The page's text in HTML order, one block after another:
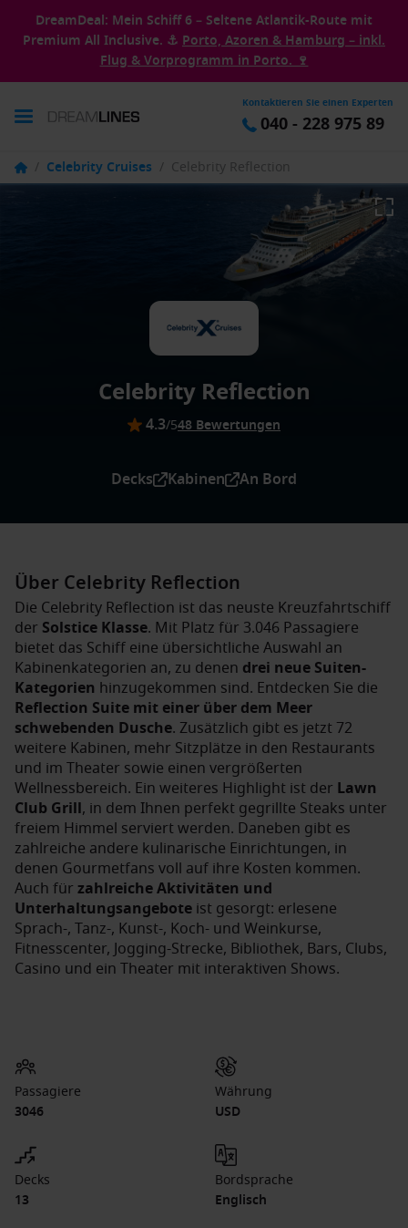
DreamDeal: Mein Schiff 6 – Seltene Atlantik-Route mit
Premium All Inclusive. ⚓ Porto, Azoren & Hamburg – inkl.
Flug & Vorprogramm in Porto. 🍷
Kontaktieren Sie einen Experten
040 - 228 975 89
/ Celebrity Cruises / Celebrity Reflection
Celebrity Reflection
4.3/548 Bewertungen
Decks Kabinen An Bord
Über Celebrity Reflection
Die Celebrity Reflection ist das neuste Kreuzfahrtschiff
der Solstice Klasse. Mit Platz für 3.046 Passagiere
bietet das Schiff eine übersichtliche Auswahl an
Kabinenkategorien an, zu denen drei neue Suiten-
Kategorien hinzugekommen sind. Entdecken Sie die
Reflection Suite mit einer über dem Meer
schwebenden Dusche. Zusätzlich gibt es jetzt 72
weitere Kabinen, mehr Sitzplätze in den Restaurants
und im Theater sowie einen vergrößerten
Wellnessbereich. Ein weiteres Highlight ist der Lawn
Club Grill, in dem Ihnen perfekt gegrillte Steaks unter
freiem Himmel serviert werden. Daneben gibt es
zahlreiche andere kulinarische Einrichtungen, in
denen Gourmetfans voll auf ihre Kosten kommen.
Auch für zahlreiche Aktivitäten und
Unterhaltungsangebote ist gesorgt: erlesene
Sprach-, Tanz-, Kunst-, Koch- und Weinkurse,
Fitnesscenter, Jogging-Strecke, Bibliothek, Bars, Clubs,
Casino und ein Theater mit interaktiven Shows.
Passagiere
3046
Währung
USD
Decks
13
Bordsprache
Englisch